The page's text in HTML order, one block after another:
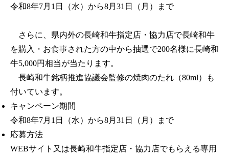
令和8年7月1日（水）から8月31日（月）まで
さらに、県内外の長崎和牛指定店・協力店で長崎和牛
を購入・お食事された方の中から抽選で200名様に長崎和
牛5,000円相当が当たります。
長崎和牛銘柄推進協議会監修の焼肉のたれ（80ml）も
付いています。
キャンペーン期間
令和8年7月1日（水）から8月31日（月）まで
応募方法
WEBサイト又は長崎和牛指定店・協力店でもらえる専用